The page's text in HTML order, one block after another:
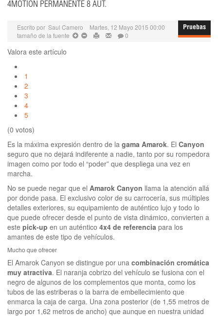
4MOTION PERMANENTE 8 AUT.
Pruebas
Escrito por Saul Camero
Martes, 12 Mayo 2015 00:00
tamaño de la fuente
0
Valora este artículo
1
2
3
4
5
(0 votos)
Es la máxima expresión dentro de la gama Amarok. El Canyon
seguro que no dejará indiferente a nadie, tanto por su rompedora
imagen como por todo el “poder” que despliega una vez en
marcha.
No se puede negar que el Amarok Canyon llama la atención allá
por donde pasa. El exclusivo color de su carrocería, sus múltiples
detalles exteriores, su equipamiento de auténtico lujo y todo lo
que puede ofrecer desde el punto de vista dinámico, convierten a
este pick-up en un auténtico 4x4 de referencia para los
amantes de este tipo de vehículos.
Mucho que ofrecer
El Amarok Canyon se distingue por una combinación cromática
muy atractiva. El naranja cobrizo del vehículo se fusiona con el
negro de algunos de los complementos que monta, como los
tubos de las estriberas o la barra de embellecimiento que
enmarca la caja de carga. Una zona posterior (de 1,55 metros de
largo por 1,62 metros de ancho) que aunque en nuestra unidad